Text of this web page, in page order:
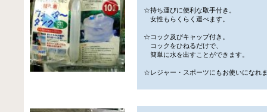
☆持ち運びに便利な取手付き。
女性もらくらく運べます。
☆コック及びキャップ付き。
コックをひねるだけで、
簡単に水を出すことができます。
☆レジャー・スポーツにもお使いになれ